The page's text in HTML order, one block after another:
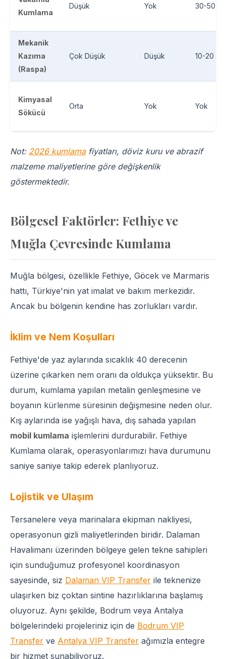
Kumlama
Düşük Yok 30-50
Mekanik
Kazıma
(Raspa)
Çok Düşük Düşük 10-20 µm
Kimyasal
Sökücü
Orta Yok Yok
Not: 2026 kumlamafiyatları, döviz kuru ve abrazif
malzeme maliyetlerine göre değişkenlik
göstermektedir.
Bölgesel Faktörler: Fethiye ve
Muğla Çevresinde Kumlama
Muğla bölgesi, özellikle Fethiye, Göcek ve Marmaris
hattı, Türkiye'nin yat imalat ve bakım merkezidir.
Ancak bu bölgenin kendine has zorlukları vardır.
İklim ve Nem Koşulları
Fethiye'de yaz aylarında sıcaklık 40 derecenin
üzerine çıkarken nem oranı da oldukça yüksektir. Bu
durum, kumlama yapılan metalin genleşmesine ve
boyanın kürlenme süresinin değişmesine neden olur.
Kış aylarında ise yağışlı hava, dış sahada yapılan
mobil kumlama işlemlerini durdurabilir. Fethiye
Kumlama olarak, operasyonlarımızı hava durumunu
saniye saniye takip ederek planlıyoruz.
Lojistik ve Ulaşım
Tersanelere veya marinalara ekipman nakliyesi,
operasyonun gizli maliyetlerinden biridir. Dalaman
Havalimanı üzerinden bölgeye gelen tekne sahipleri
için sunduğumuz profesyonel koordinasyon
sayesinde, siz Dalaman VIP Transfer ile teknenize
ulaşırken biz çoktan sintine hazırlıklarına başlamış
oluyoruz. Aynı şekilde, Bodrum veya Antalya
bölgelerindeki projeleriniz için de Bodrum VIP
Transfer ve Antalya VIP Transfer ağımızla entegre
bir hizmet sunabiliyoruz.